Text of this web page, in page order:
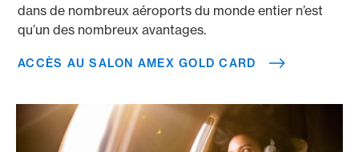
dans de nombreux aéroports du monde entier n’est
qu’un des nombreux avantages.
ACCÈS AU SALON AMEX GOLD CARD